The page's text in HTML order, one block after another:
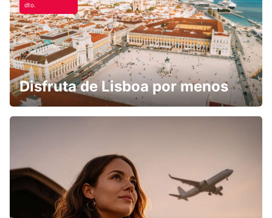
dto.
Disfruta de Lisboa por menos